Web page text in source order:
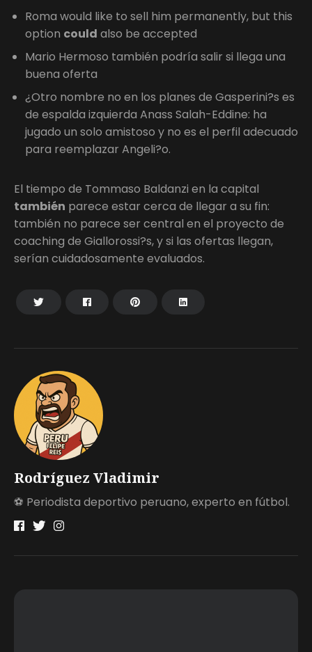
Rodríguez Vladimir
⚽ Periodista deportivo peruano, experto en fútbol.
Roma would like to sell him permanently, but this
option could also be accepted
Mario Hermoso también podría salir si llega una
buena oferta
¿Otro nombre no en los planes de Gasperini?s es
de espalda izquierda Anass Salah-Eddine: ha
jugado un solo amistoso y no es el perfil adecuado
para reemplazar Angeli?o.
El tiempo de Tommaso Baldanzi en la capital
también parece estar cerca de llegar a su fin:
también no parece ser central en el proyecto de
coaching de Giallorossi?s, y si las ofertas llegan,
serían cuidadosamente evaluados.